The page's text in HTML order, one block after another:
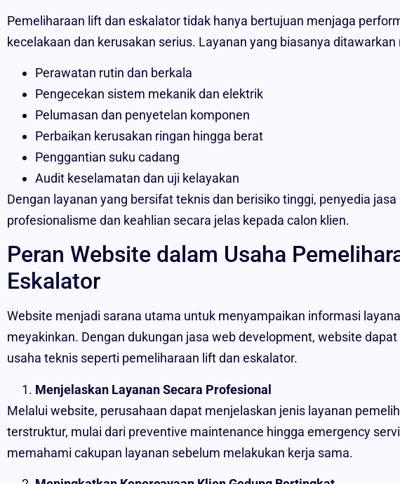
Pemeliharaan lift dan eskalator tidak hanya bertujuan menjaga
kecelakaan dan kerusakan serius. Layanan yang biasanya ditawarkan
Perawatan rutin dan berkala
Pengecekan sistem mekanik dan elektrik
Pelumasan dan penyetelan komponen
Perbaikan kerusakan ringan hingga berat
Penggantian suku cadang
Audit keselamatan dan uji kelayakan
Dengan layanan yang bersifat teknis dan berisiko tinggi, penyedia
profesionalisme dan keahlian secara jelas kepada calon klien.
Peran Website dalam Usaha
Eskalator
Website menjadi sarana utama untuk menyampaikan informasi
meyakinkan. Dengan dukungan jasa web development, website
usaha teknis seperti pemeliharaan lift dan eskalator.
Menjelaskan Layanan Secara Profesional
Melalui website, perusahaan dapat menjelaskan jenis layanan
terstruktur, mulai dari preventive maintenance hingga emergency
memahami cakupan layanan sebelum melakukan kerja sama.